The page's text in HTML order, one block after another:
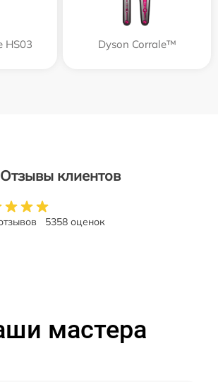
HS03 Dyson Corrale™
Отзывы клиентов
5358 оценок
мастера